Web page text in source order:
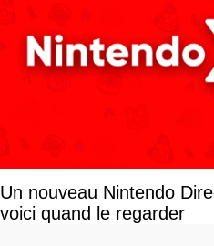
Un nouveau Nintendo
voici quand le regarder